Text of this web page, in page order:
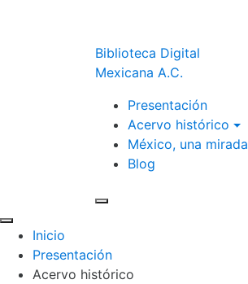
Biblioteca Digital
Mexicana A.C.
Presentación
Acervo histórico
México, una mirada
Blog
Inicio
Presentación
Acervo histórico